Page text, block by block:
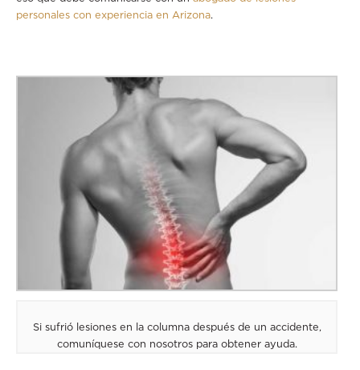
personales con experiencia en Arizona
Si sufrió lesiones en la columna después de un accidente,
comuníquese con nosotros para obtener ayuda.